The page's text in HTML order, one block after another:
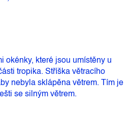
okénky, které jsou umístěny u
tropika. Stříška větracího
nebyla sklápěna větrem. Tím je
se silným větrem.